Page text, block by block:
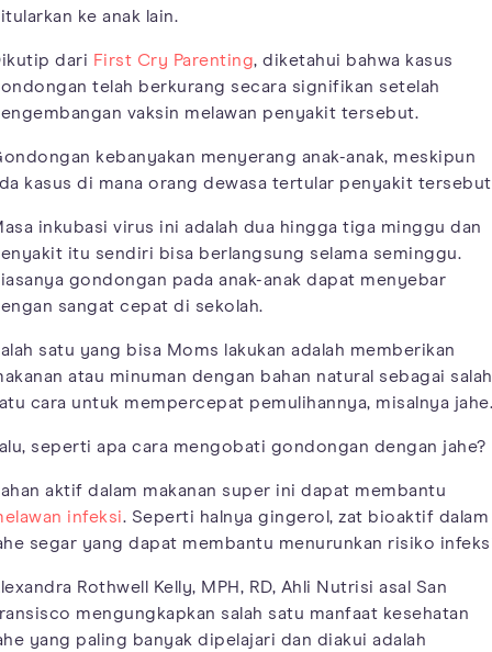
ke anak lain.
dari First Cry Parenting, diketahui bahwa kasus
telah berkurang secara signifikan setelah
vaksin melawan penyakit tersebut.
kebanyakan menyerang anak-anak, meskipun
kasus di mana orang dewasa tertular penyakit
inkubasi virus ini adalah dua hingga tiga minggu dan
itu sendiri bisa berlangsung selama seminggu.
gondongan pada anak-anak dapat menyebar
sangat cepat di sekolah.
satu yang bisa Moms lakukan adalah memberikan
atau minuman dengan bahan natural sebagai salah
cara untuk mempercepat pemulihannya, misalnya jahe.
seperti apa cara mengobati gondongan dengan jahe?
aktif dalam makanan super ini dapat membantu
infeksi. Seperti halnya gingerol, zat bioaktif dalam
segar yang dapat membantu menurunkan risiko
Rothwell Kelly, MPH, RD, Ahli Nutrisi asal San
mengungkapkan salah satu manfaat kesehatan
yang paling banyak dipelajari dan diakui adalah